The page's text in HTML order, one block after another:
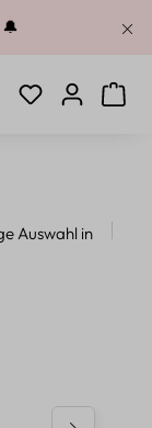
Du hast 0